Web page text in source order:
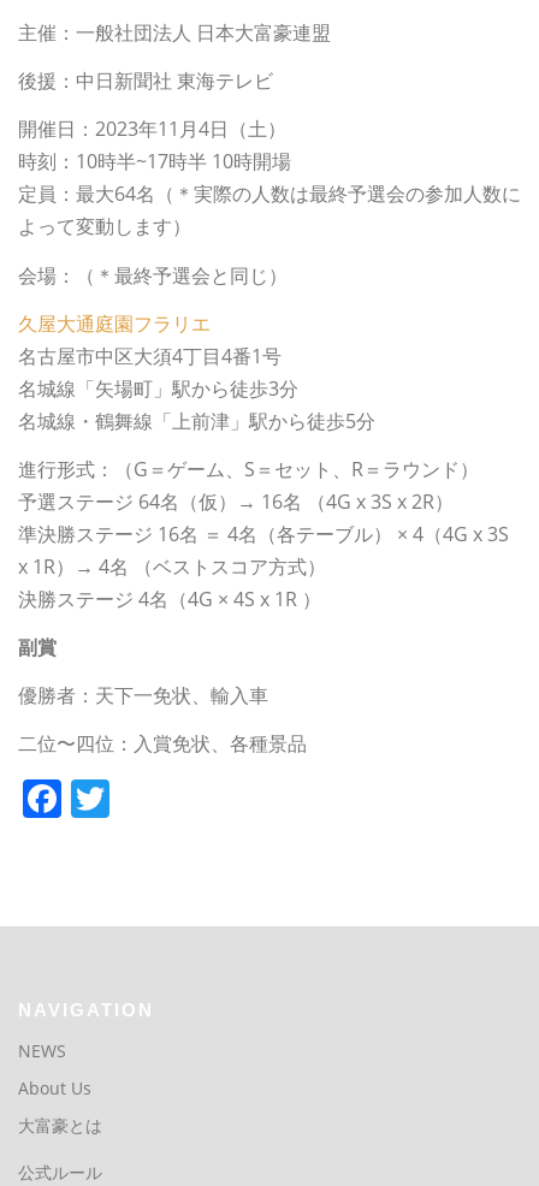
主催：一般社団法人 日本大富豪連盟
後援：中日新聞社 東海テレビ
開催日：2023年11月4日（土）
時刻：10時半~17時半 10時開場
定員：最大64名（＊実際の人数は最終予選会の参加人数に
よって変動します）
会場：（＊最終予選会と同じ）
久屋大通庭園フラリエ
名古屋市中区大須4丁目4番1号
名城線「矢場町」駅から徒歩3分
名城線・鶴舞線「上前津」駅から徒歩5分
進行形式：（G＝ゲーム、S＝セット、R＝ラウンド）
予選ステージ 64名（仮）→ 16名 （4G x 3S x 2R）
準決勝ステージ 16名 ＝ 4名（各テーブル） × 4（4G x 3S
x 1R）→ 4名 （ベストスコア方式）
決勝ステージ 4名（4G × 4S x 1R ）
副賞
優勝者：天下一免状、輸入車
二位〜四位：入賞免状、各種景品
Facebook
NAVIGATION
NEWS
About Us
大富豪とは
公式ルール